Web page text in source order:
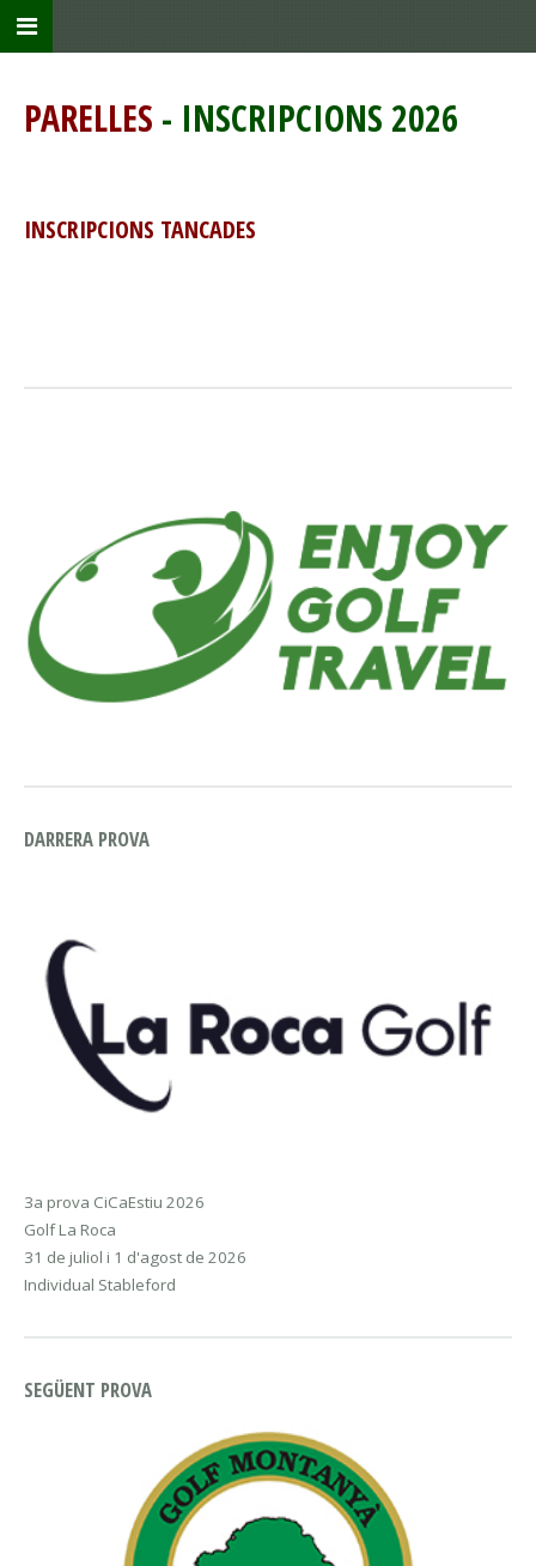
PARELLES - INSCRIPCIONS 2026
INSCRIPCIONS TANCADES
DARRERA PROVA
3a prova CiCaEstiu 2026
Golf La Roca
31 de juliol i 1 d'agost de 2026
Individual Stableford
SEGÜENT PROVA